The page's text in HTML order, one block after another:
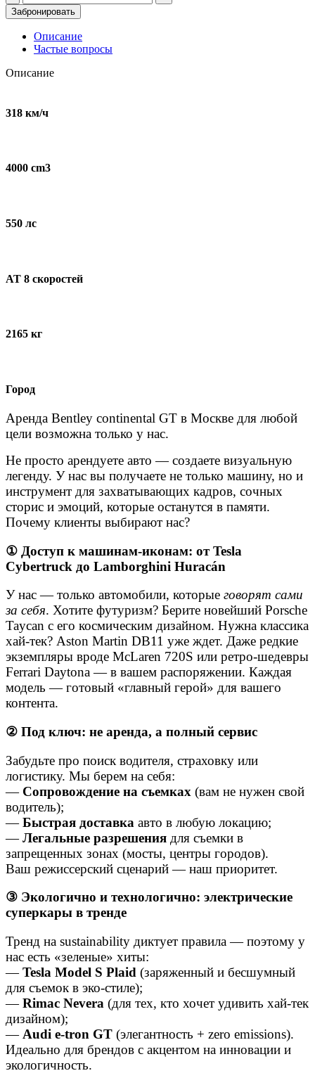
товара
Bentley
Continental
GT
для
съемок
Забронировать
Описание
Частые вопросы
Описание
318 км/ч
4000 cm3
550 лс
AT 8 скоростей
2165 кг
Город
Аренда Bentley continental GT в Москве для любой
цели возможна только у нас.
Не просто арендуете авто — создаете визуальную
легенду. У нас вы получаете не только машину, но и
инструмент для захватывающих кадров, сочных
сторис и эмоций, которые останутся в памяти.
Почему клиенты выбирают нас?
① Доступ к машинам-иконам: от Tesla
Cybertruck до Lamborghini Huracán
У нас — только автомобили, которые говорят сами
за себя. Хотите футуризм? Берите новейший Porsche
Taycan с его космическим дизайном. Нужна классика
хай-тек? Aston Martin DB11 уже ждет. Даже редкие
экземпляры вроде McLaren 720S или ретро-шедевры
Ferrari Daytona — в вашем распоряжении. Каждая
модель — готовый «главный герой» для вашего
контента.
② Под ключ: не аренда, а полный сервис
Забудьте про поиск водителя, страховку или
логистику. Мы берем на себя:
— Сопровождение на съемках (вам не нужен свой
водитель);
—Быстрая доставка авто в любую локацию;
—Легальные разрешения для съемки в
запрещенных зонах (мосты, центры городов).
Ваш режиссерский сценарий — наш приоритет.
③ Экологично и технологично: электрические
суперкары в тренде
Тренд на sustainability диктует правила — поэтому у
нас есть «зеленые» хиты:
—Tesla Model S Plaid (заряженный и бесшумный
для съемок в эко-стиле);
—Rimac Nevera (для тех, кто хочет удивить хай-тек
дизайном);
— Audi e-tron GT (элегантность + zero emissions).
Идеально для брендов с акцентом на инновации и
экологичность.